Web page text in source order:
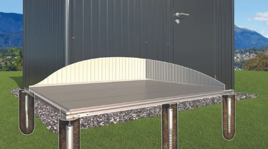
Levertijd
Metaalsoort
Azalp artikelcode 21-007-0341-0
EAN-code 9003414434233